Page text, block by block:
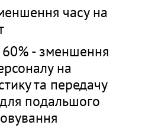
часу на
- зменшення
на
та передачу
подальшого